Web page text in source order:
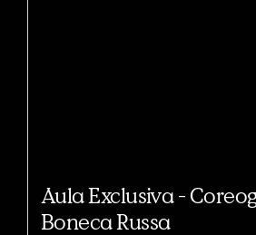
Aula Exclusiva -
Boneca Russa